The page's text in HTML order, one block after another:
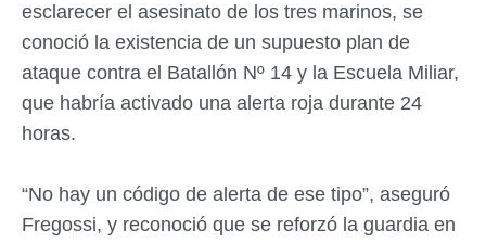
esclarecer el asesinato de los tres marinos, se
conoció la existencia de un supuesto plan de
ataque contra el Batallón Nº 14 y la Escuela Miliar,
que habría activado una alerta roja durante 24
horas.
“No hay un código de alerta de ese tipo”, aseguró
Fregossi, y reconoció que se reforzó la guardia en